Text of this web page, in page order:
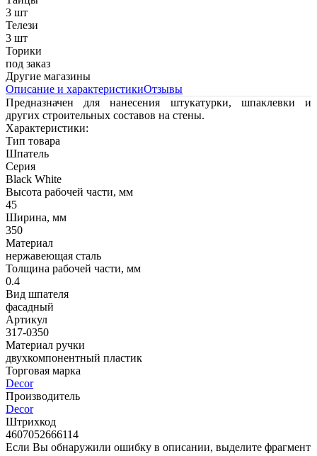
3 шт
Телези
3 шт
Торики
под заказ
Другие магазины
Описание и характеристикиОтзывы
Предназначен для нанесения штукатурки, шпаклевки и
других строительных составов на стены.
Характеристики:
Тип товара
Шпатель
Серия
Black White
Высота рабочей части, мм
45
Ширина, мм
350
Материал
нержавеющая сталь
Толщина рабочей части, мм
0.4
Вид шпателя
фасадный
Артикул
317-0350
Материал ручки
двухкомпонентный пластик
Торговая марка
Decor
Производитель
Decor
Штрихкод
4607052666114
Если Вы обнаружили ошибку в описании, выделите фрагмент